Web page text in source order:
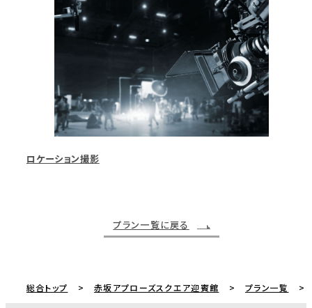
ロケーション撮影
プラン一覧に戻る
総合トップ 赤坂アプローズスクエア迎賓館 プラン一覧